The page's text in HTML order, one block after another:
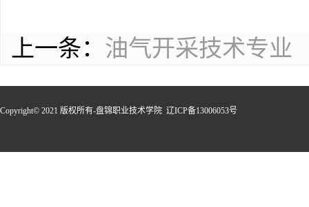
上一条： 油气开采技术专业
Copyright© 2021 版权所有-盘锦职业技术学院 辽ICP备13006053号